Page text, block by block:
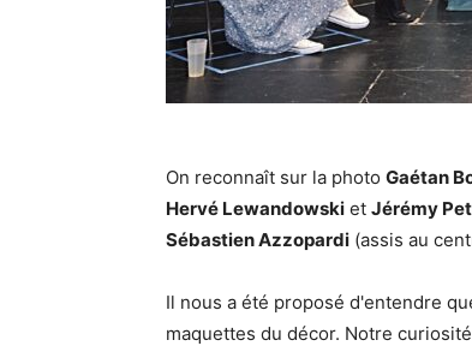
On reconnaît sur la photo Gaétan
Hervé Lewandowski et Jérémy
Sébastien Azzopardi (assis au
Il nous a été proposé d'entendre
maquettes du décor. Notre